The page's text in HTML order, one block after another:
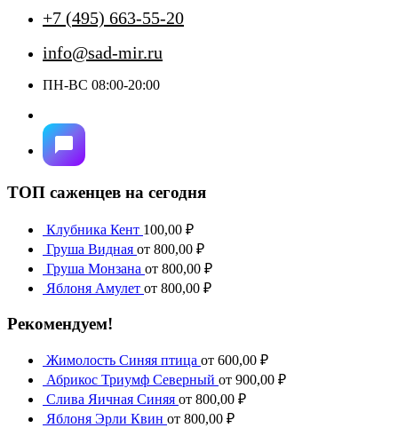
+7 (495) 663-55-20
info@sad-mir.ru
ПН-ВС 08:00-20:00
ТОП саженцев на сегодня
Клубника Кент 100,00 ₽
Груша Видная от 800,00 ₽
Груша Монзана от 800,00 ₽
Яблоня Амулет от 800,00 ₽
Рекомендуем!
Жимолость Синяя птица от 600,00 ₽
Абрикос Триумф Северный от 900,00 ₽
Слива Яичная Синяя от 800,00 ₽
Яблоня Эрли Квин от 800,00 ₽